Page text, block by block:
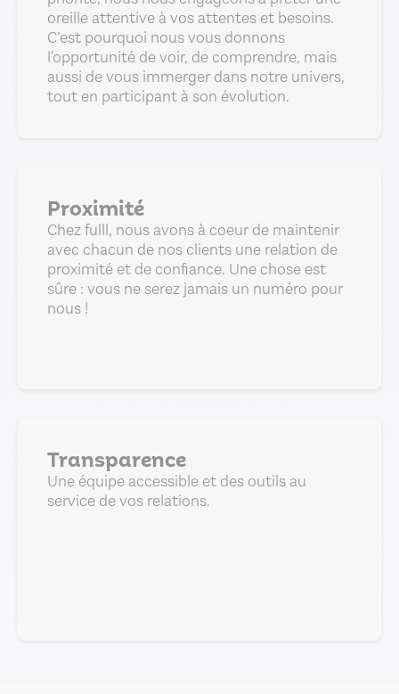
oreille attentive à vos attentes et besoins.
C’est pourquoi nous vous donnons
l'opportunité de voir, de comprendre, mais
aussi de vous immerger dans notre univers,
tout en participant à son évolution.
Proximité
Chez fulll, nous avons à coeur de maintenir
avec chacun de nos clients une relation de
proximité et de confiance. Une chose est
sûre : vous ne serez jamais un numéro pour
nous !
Transparence
Une équipe accessible et des outils au
service de vos relations.